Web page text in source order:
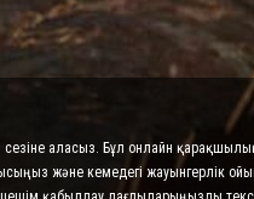
сезіне аласыз. Бұл онлайн
және кемедегі жауынгерлік